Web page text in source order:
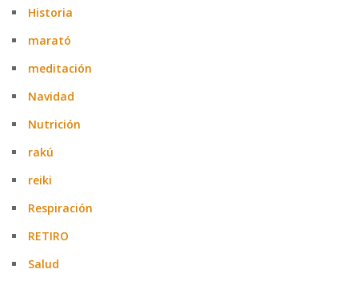
Historia
marató
meditación
Navidad
Nutrición
rakú
reiki
Respiración
RETIRO
Salud